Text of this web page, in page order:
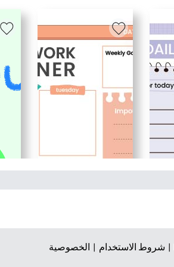
شروط الاستخدام | الخصوصية